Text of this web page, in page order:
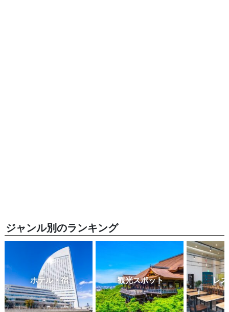
ジャンル別のランキング
ホテル・宿 観光スポット レ